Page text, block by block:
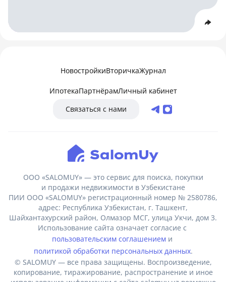
НовостройкиВторичкаЖурнал
ИпотекаПартнёрамЛичный кабинет
Связаться с нами
ООО «SALOMUY» — это сервис для поиска, покупки
и продажи недвижимости в Узбекистане
ПИИ ООО «SALOMUY» регистрационный номер № 2580786,
адрес: Республика Узбекистан, г. Ташкент,
Шайхантахурский район, Олмазор МСГ, улица Укчи, дом 3.
Использование сайта означает согласие с
пользовательским соглашениеми
политикой обработки персональных данных.
© SALOMUY — все права защищены. Воспроизведение,
копирование, тиражирование, распространение и иное